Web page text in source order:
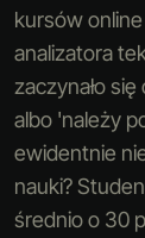
kursów
analizatora
zaczynało
albo 'należy
ewidentnie
nauki?
średnio o 30